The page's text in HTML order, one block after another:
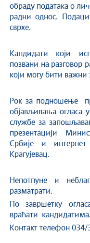
обраду података о
радни однос.
сврхе.
Кандидати који
позвани на разговор
који могу бити важни
Рок за подношење
објављивања огласа
службе за
презентацији
Србије и
Крагујевац.
Непотпуне и
разматрати.
По завршетку
враћати кандидатима.
Koнтакт телефон 034/